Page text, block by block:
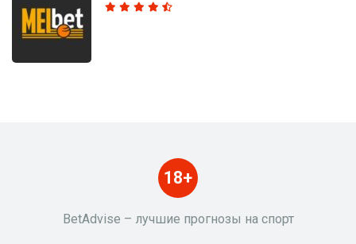
BetAdvise – лучшие прогнозы на спорт
18+